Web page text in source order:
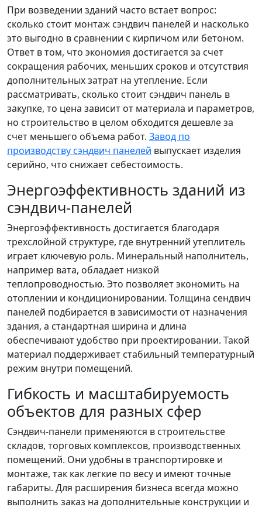
При возведении зданий часто встает вопрос:
сколько стоит монтаж сэндвич панелей и насколько
это выгодно в сравнении с кирпичом или бетоном.
Ответ в том, что экономия достигается за счет
сокращения рабочих, меньших сроков и отсутствия
дополнительных затрат на утепление. Если
рассматривать, сколько стоит сэндвич панель в
закупке, то цена зависит от материала и параметров,
но строительство в целом обходится дешевле за
счет меньшего объема работ. Завод по
производству сэндвич панелей выпускает изделия
серийно, что снижает себестоимость.
Энергоэффективность зданий из
сэндвич-панелей
Энергоэффективность достигается благодаря
трехслойной структуре, где внутренний утеплитель
играет ключевую роль. Минеральный наполнитель,
например вата, обладает низкой
теплопроводностью. Это позволяет экономить на
отоплении и кондиционировании. Толщина сендвич
панелей подбирается в зависимости от назначения
здания, а стандартная ширина и длина
обеспечивают удобство при проектировании. Такой
материал поддерживает стабильный температурный
режим внутри помещений.
Гибкость и масштабируемость
объектов для разных сфер
Сэндвич-панели применяются в строительстве
складов, торговых комплексов, производственных
помещений. Они удобны в транспортировке и
монтаже, так как легкие по весу и имеют точные
габариты. Для расширения бизнеса всегда можно
выполнить заказ на дополнительные конструкции и